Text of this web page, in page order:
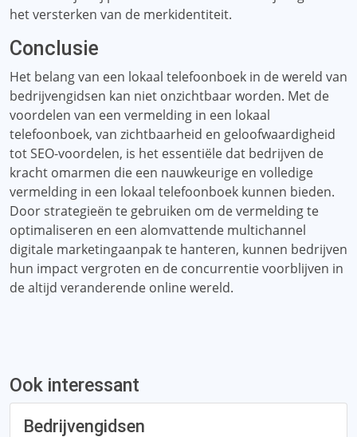
het versterken van de merkidentiteit.
Conclusie
Het belang van een lokaal telefoonboek in de wereld van
bedrijvengidsen kan niet onzichtbaar worden. Met de
voordelen van een vermelding in een lokaal
telefoonboek, van zichtbaarheid en geloofwaardigheid
tot SEO-voordelen, is het essentiële dat bedrijven de
kracht omarmen die een nauwkeurige en volledige
vermelding in een lokaal telefoonboek kunnen bieden.
Door strategieën te gebruiken om de vermelding te
optimaliseren en een alomvattende multichannel
digitale marketingaanpak te hanteren, kunnen bedrijven
hun impact vergroten en de concurrentie voorblijven in
de altijd veranderende online wereld.
Ook interessant
Bedrijvengidsen